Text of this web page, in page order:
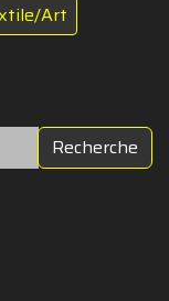
Art
Recherche